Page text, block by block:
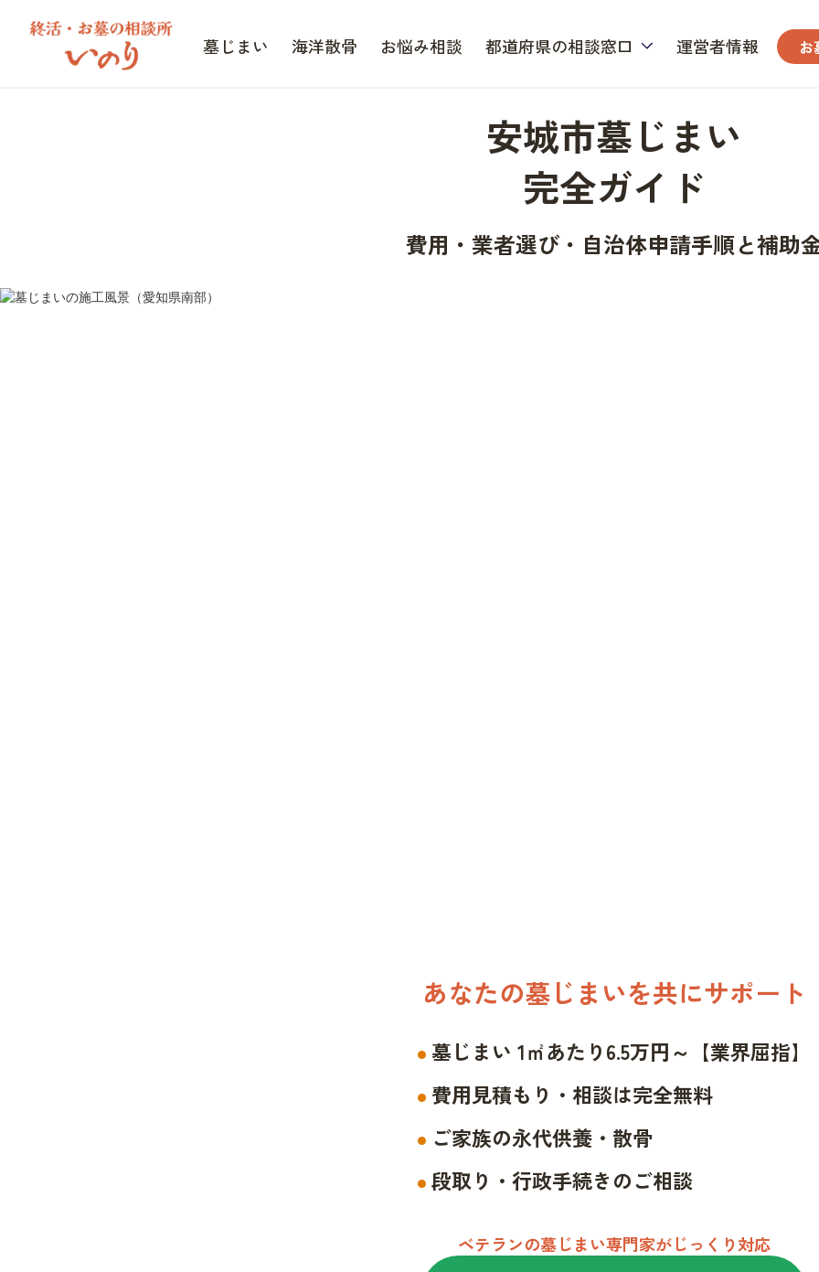
墓じまい 海洋散骨 お悩み相談 都道府県の相談窓口 運営者情報 お
安城市墓じまい
完全ガイド
費用・業者選び・自治体申請手順と補助
あなたの墓じまいを共にサポート
墓じまい 1㎡あたり6.5万円～【業界屈指】
費用見積もり・相談は完全無料
ご家族の永代供養・散骨
段取り・行政手続きのご相談
ベテランの墓じまい専門家がじっくり対応